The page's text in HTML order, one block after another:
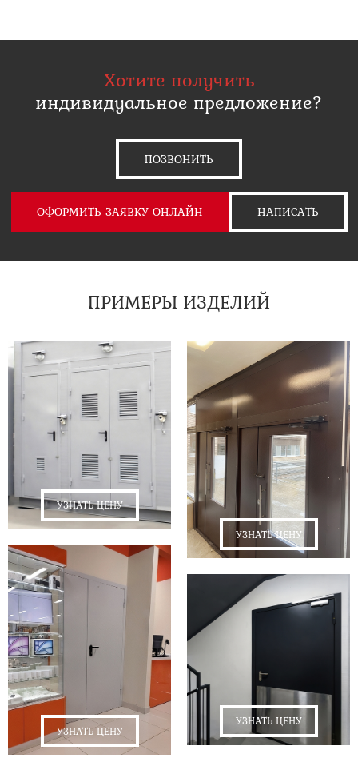
Хотите получить
индивидуальное предложение?
ПОЗВОНИТЬ
ОФОРМИТЬ ЗАЯВКУ ОНЛАЙН НАПИСАТЬ
ПРИМЕРЫ ИЗДЕЛИЙ
УЗНАТЬ ЦЕНУ
УЗНАТЬ ЦЕНУ
УЗНАТЬ ЦЕНУ
УЗНАТЬ ЦЕНУ